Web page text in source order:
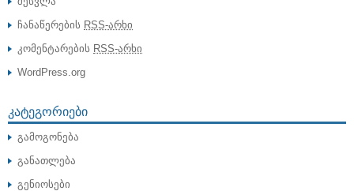
ჩანაწერების RSS-არხი
კომენტარების RSS-არხი
WordPress.org
ᲙᲐᲢᲔᲒᲝᲠᲘᲔᲑᲘ
გამოგონება
განათლება
გენიოსები